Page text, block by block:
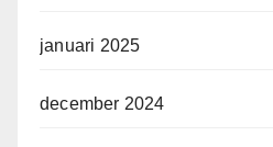
januari 2025
december 2024